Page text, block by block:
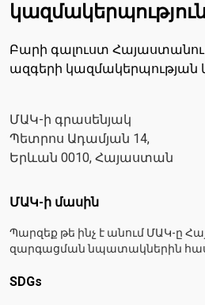
Բարի գալուստ
ազգերի կազմակերպության
ՄԱԿ-ի գրասենյակ
Պետրոս Ադամյան 14,
Երևան 0010, Հայաստան
Footer menu
ՄԱԿ-ի մասին
Պարզեք թե ինչ է անում ՄԱԿ-ը
զարգացման նպատակներին
SDGs